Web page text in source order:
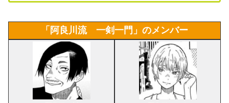
「阿良川流 一剣一門」のメンバー